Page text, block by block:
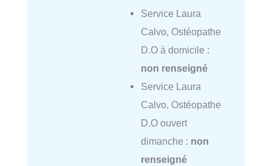
Service Laura
Calvo, Ostéopathe
D.O à domicile :
non renseigné
Service Laura
Calvo, Ostéopathe
D.O ouvert
dimanche : non
renseigné